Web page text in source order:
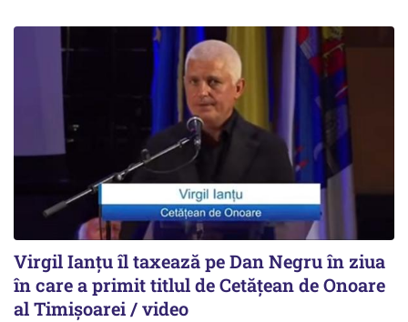
Virgil Ianțu îl taxează pe Dan Negru în ziua
în care a primit titlul de Cetățean de Onoare
al Timișoarei / video